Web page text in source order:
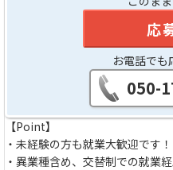
応
お電話でも
050-
【Point】
・未経験の方も就業大歓迎です！
・異業種含め、交替制での就業